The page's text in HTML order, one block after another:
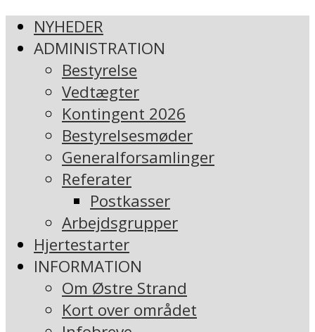
NYHEDER
ADMINISTRATION
Bestyrelse
Vedtægter
Kontingent 2026
Bestyrelsesmøder
Generalforsamlinger
Referater
Postkasser
Arbejdsgrupper
Hjertestarter
INFORMATION
Om Østre Strand
Kort over området